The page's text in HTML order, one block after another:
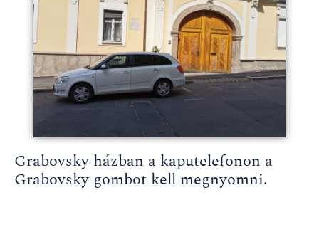
Grabovsky házban a kaputelefonon a
Grabovsky gombot kell megnyomni.